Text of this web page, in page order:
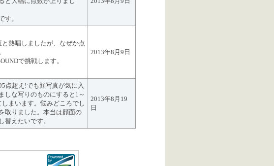
す。
と熱唱しましたが、なぜか点
で挑戦します。
2013年8月9日
点超え!でも顔写真が気に入
しな写りのものにすると1～
まいます。悩みどころでし
取りました。本当は顔面の
替えたいです。
2013年8月19
日